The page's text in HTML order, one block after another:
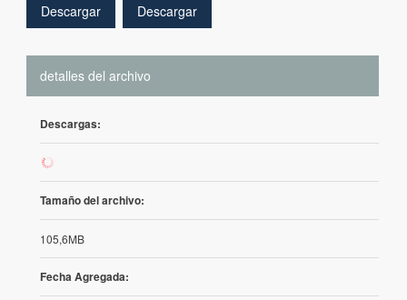
Descargar Descargar
detalles del archivo
Descargas:
92
Tamaño del archivo:
105,6MB
Fecha Agregada: